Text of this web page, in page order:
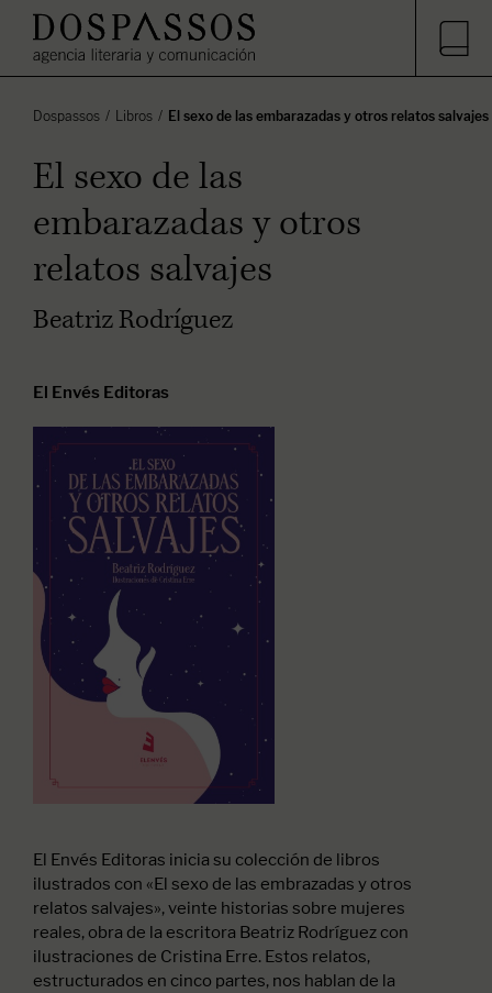
El sexo de las embarazadas y otros relatos salvajes
Libros
Dospassos
El sexo de las
embarazadas y otros
relatos salvajes
Beatriz Rodríguez
El Envés Editoras
El Envés Editoras inicia su colección de libros
ilustrados con «El sexo de las embrazadas y otros
relatos salvajes», veinte historias sobre mujeres
reales, obra de la escritora Beatriz Rodríguez con
ilustraciones de Cristina Erre. Estos relatos,
estructurados en cinco partes, nos hablan de la